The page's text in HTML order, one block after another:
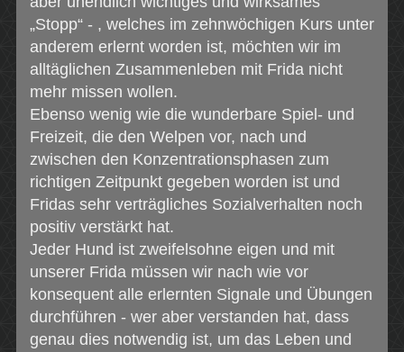
„Stopp“ - , welches im zehnwöchigen Kurs unter
anderem erlernt worden ist, möchten wir im
alltäglichen Zusammenleben mit Frida nicht
mehr missen wollen.
Ebenso wenig wie die wunderbare Spiel- und
Freizeit, die den Welpen vor, nach und
zwischen den Konzentrationsphasen zum
richtigen Zeitpunkt gegeben worden ist und
Fridas sehr verträgliches Sozialverhalten noch
positiv verstärkt hat.
Jeder Hund ist zweifelsohne eigen und mit
unserer Frida müssen wir nach wie vor
konsequent alle erlernten Signale und Übungen
durchführen - wer aber verstanden hat, dass
genau dies notwendig ist, um das Leben und